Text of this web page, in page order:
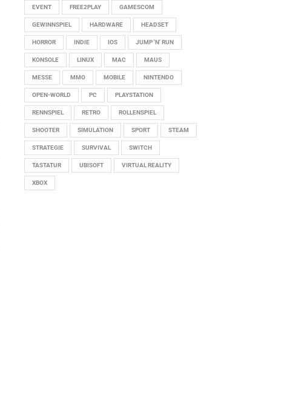
EVENT FREE2PLAY GAMESCOM
GEWINNSPIEL HARDWARE HEADSET
HORROR INDIE IOS JUMP 'N' RUN
KONSOLE LINUX MAC MAUS
MESSE MMO MOBILE NINTENDO
OPEN-WORLD PC PLAYSTATION
RENNSPIEL RETRO ROLLENSPIEL
SHOOTER SIMULATION SPORT STEAM
STRATEGIE SURVIVAL SWITCH
TASTATUR UBISOFT VIRTUAL REALITY
XBOX